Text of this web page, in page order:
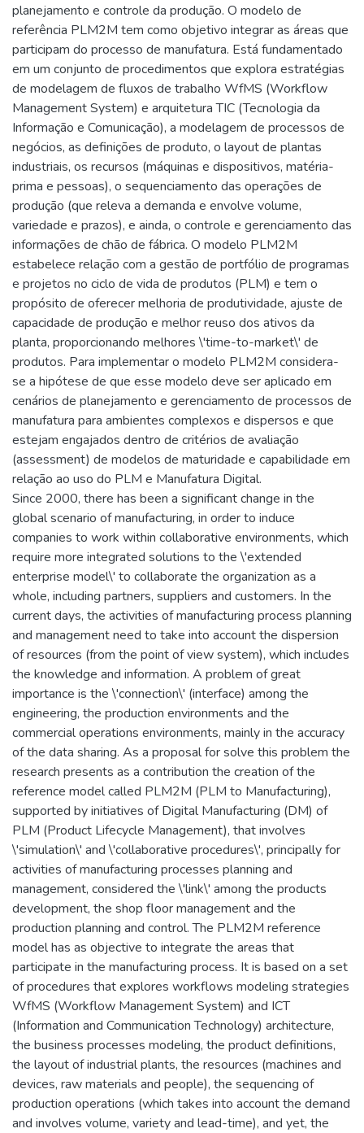
planejamento e controle da produção. O modelo de
referência PLM2M tem como objetivo integrar as áreas que
participam do processo de manufatura. Está fundamentado
em um conjunto de procedimentos que explora estratégias
de modelagem de fluxos de trabalho WfMS (Workflow
Management System) e arquitetura TIC (Tecnologia da
Informação e Comunicação), a modelagem de processos de
negócios, as definições de produto, o layout de plantas
industriais, os recursos (máquinas e dispositivos, matéria-
prima e pessoas), o sequenciamento das operações de
produção (que releva a demanda e envolve volume,
variedade e prazos), e ainda, o controle e gerenciamento das
informações de chão de fábrica. O modelo PLM2M
estabelece relação com a gestão de portfólio de programas
e projetos no ciclo de vida de produtos (PLM) e tem o
propósito de oferecer melhoria de produtividade, ajuste de
capacidade de produção e melhor reuso dos ativos da
planta, proporcionando melhores \'time-to-market\' de
produtos. Para implementar o modelo PLM2M considera-
se a hipótese de que esse modelo deve ser aplicado em
cenários de planejamento e gerenciamento de processos de
manufatura para ambientes complexos e dispersos e que
estejam engajados dentro de critérios de avaliação
(assessment) de modelos de maturidade e capabilidade em
relação ao uso do PLM e Manufatura Digital.
Since 2000, there has been a significant change in the
global scenario of manufacturing, in order to induce
companies to work within collaborative environments, which
require more integrated solutions to the \'extended
enterprise model\' to collaborate the organization as a
whole, including partners, suppliers and customers. In the
current days, the activities of manufacturing process planning
and management need to take into account the dispersion
of resources (from the point of view system), which includes
the knowledge and information. A problem of great
importance is the \'connection\' (interface) among the
engineering, the production environments and the
commercial operations environments, mainly in the accuracy
of the data sharing. As a proposal for solve this problem the
research presents as a contribution the creation of the
reference model called PLM2M (PLM to Manufacturing),
supported by initiatives of Digital Manufacturing (DM) of
PLM (Product Lifecycle Management), that involves
\'simulation\' and \'collaborative procedures\', principally for
activities of manufacturing processes planning and
management, considered the \'link\' among the products
development, the shop floor management and the
production planning and control. The PLM2M reference
model has as objective to integrate the areas that
participate in the manufacturing process. It is based on a set
of procedures that explores workflows modeling strategies
WfMS (Workflow Management System) and ICT
(Information and Communication Technology) architecture,
the business processes modeling, the product definitions,
the layout of industrial plants, the resources (machines and
devices, raw materials and people), the sequencing of
production operations (which takes into account the demand
and involves volume, variety and lead-time), and yet, the